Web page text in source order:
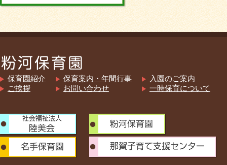
保育園紹介
ご挨拶
保育案内・年間行事
お問い合わせ
入園のご案内
一時保育について